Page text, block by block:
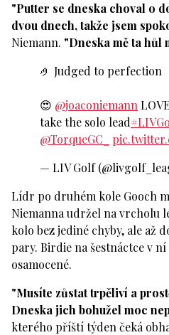
"Putter se dneska choval o
dvou dnech, takže jsem
Niemann. "Dneska mě ta hůl
🤌 Judged to perfection
😍 @joaconiemann
take the solo lead
@TorqueGC_
— LIV Golf
Lídr po druhém kole Gooch
Niemanna udržel na vrcholu
kolo bez jediné chyby, ale až
pary. Birdie na šestnáctce v
osamocené.
"Musíte zůstat trpěliví a
Dneska jich bohužel moc
kterého příští týden čeká